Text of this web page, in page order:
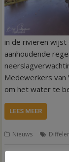
in de rivieren
aanhoudende
Medewerkers van
om het water te
LEES MEER
Nieuws